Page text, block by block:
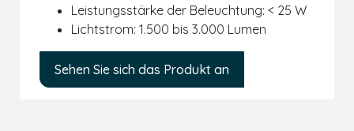
Leistungsstärke der Beleuchtung: < 25 W
Lichtstrom: 1.500 bis 3.000 Lumen
Sehen Sie sich das Produkt an